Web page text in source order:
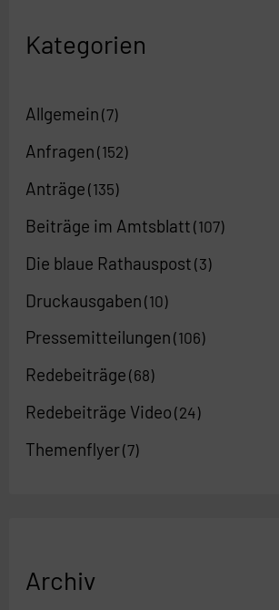
Kategorien
Allgemein (7)
Anfragen (152)
Anträge (135)
Beiträge im Amtsblatt (107)
Die blaue Rathauspost (3)
Druckausgaben (10)
Pressemitteilungen (106)
Redebeiträge (68)
Redebeiträge Video (24)
Themenflyer(7)
Archiv